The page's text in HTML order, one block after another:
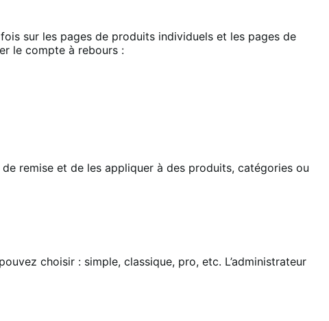
sur les pages de produits individuels et les pages de
le compte à rebours :
remise et de les appliquer à des produits, catégories ou
choisir : simple, classique, pro, etc. L’administrateur